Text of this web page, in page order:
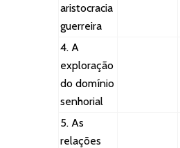
aristocracia
guerreira
4. A
exploração
do domínio
senhorial
5. As
relações